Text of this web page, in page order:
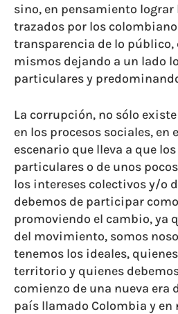
sino, en pensamiento
trazados por los
transparencia de lo público,
mismos dejando a un lado
particulares y
La corrupción, no sólo
en los procesos sociales, en
escenario que lleva a que
particulares o de unos
los intereses colectivos y/o
debemos de participar
promoviendo el cambio, ya
del movimiento, somos
tenemos los ideales,
territorio y quienes
comienzo de una nueva era
país llamado Colombia y en